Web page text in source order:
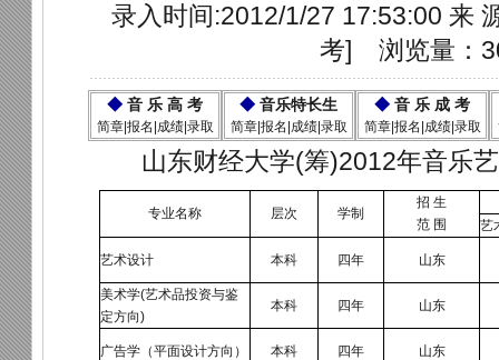
录入时间:2012/1/27 17:53:00 来
考] 浏览量：
◆ 音 乐 高 考
简章|报名|成绩|录取
◆ 音乐特长生
简章|报名|成绩|录取
◆ 音 乐 成 考
简章|报名|成绩|录取
山东财经大学(筹)2012年音乐
专业名称 层次 学制
招 生
范 围
艺
艺术设计 本科 四年 山东
美术学(艺术品投资与鉴
定方向)
本科 四年 山东
广告学（平面设计方向） 本科 四年 山东